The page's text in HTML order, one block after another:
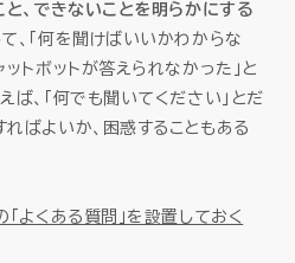
、できないことを明らかにする
、「何を聞けばいいかわからな
ットボットが答えられなかった」と
ば、「何でも聞いてください」とだ
ばよいか、困惑することもある
よくある質問」を設置しておく